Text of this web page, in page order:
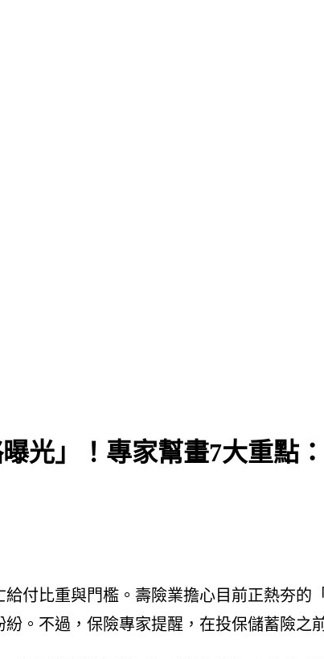
光」！專家幫畫7大重點
付比重與門檻。壽險業擔心目前正熱夯的
。不過，保險專家提醒，在投保儲蓄險之